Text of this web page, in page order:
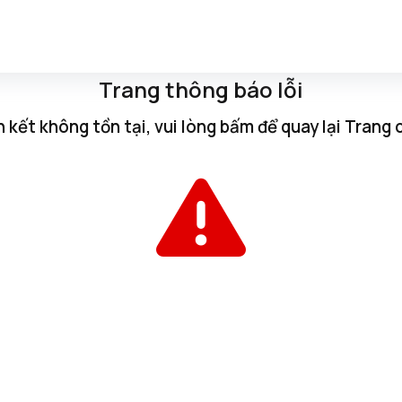
Trang thông báo lỗi
kết không tồn tại, vui lòng bấmđể quay lại Trang